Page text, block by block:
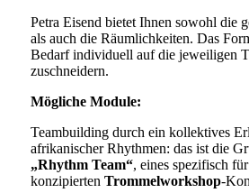
Petra Eisend bietet Ihnen sowohl die
als auch die Räumlichkeiten. Das
Bedarf individuell auf die jeweiligen
zuschneidern.
Mögliche Module:
Teambuilding durch ein kollektives
afrikanischer Rhythmen: das ist die
„Rhythm Team“, eines spezifisch
konzipierten Trommelworkshop-